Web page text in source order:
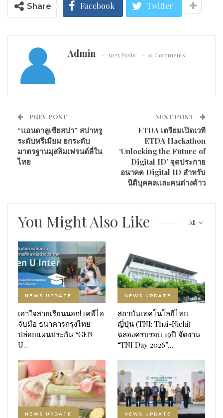
Share Facebook Twitter
Admin 5025 Posts 0 Comments
PREV POST
“แอนดาลูเซียสปา” สปาหรู
ระดับพรีเมียม ยกระดับ
มาตรฐานมุสลิมเฟรนด์ลี่ใน
ไทย
NEXT POST
ETDA เตรียมเปิดเวที
ETDA Hackathon
‘Unlocking the Future of
Digital ID’ จุดประกาย
อนาคต Digital ID สำหรับ
นิติบุคคลและคนต่างด้าว
All
You Might Also Like
NEWS UPDATE
เอาใจสายเรียนนอก! เคพีไอ
จับมือ ธนาคารกรุงไทย
ปล่อยแผนประกัน “GEN
U…
NEWS UPDATE
สถาบันเทคโนโลยีไทย-
ญี่ปุ่น (TNI: Thai-Nichi)
ฉลองครบรอบ 19ปี จัดงาน
“TNI Day 2026”…
NEWS UPDATE NEWS UPDATE